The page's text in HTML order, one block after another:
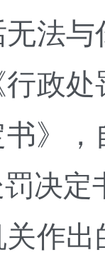
与
政
书》
决
出